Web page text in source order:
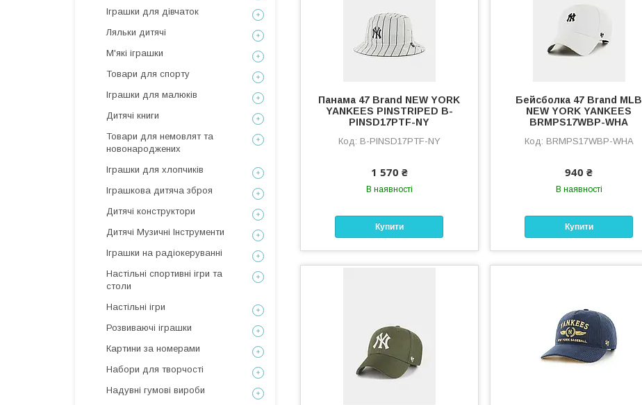
Панама 47 Brand NEW YORK
YANKEES PINSTRIPED B-
PINSD17PTF-NY
B-PINSD17PTF-NY
1 570 ₴
В наявності
Купити
Бейсболка 47 Brand MLB
NEW YORK YANKEES
BRMPS17WBP-WHA
BRMPS17WBP-WHA
940 ₴
В наявності
Купити
Іграшки для дівчаток
Ляльки дитячі
М'які іграшки
Товари для спорту
Іграшки для малюків
Дитячі книги
Товари для немовлят та
новонароджених
Іграшки для хлопчиків
Іграшкова дитяча зброя
Дитячі конструктори
Дитячі Музичні Інструменти
Іграшки на радіокеруванні
Настільні спортивні ігри та
столи
Настільні ігри
Розвиваючі іграшки
Картини за номерами
Набори для творчості
Надувні гумові вироби